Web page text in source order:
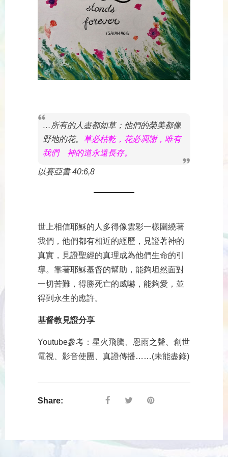
…所有的人盡都如草；他們的榮美都像
野地的花。 草必枯乾，花必凋謝，唯有
我們 神的道永遠長存。
以賽亞書 40:6,8
世上相信耶穌的人多得像雲彩一樣圍繞著
我們，他們都有相近的經歷，見證著神的
真實，見證聖經的真理成為他們生命的引
導。靠著耶穌基督的幫助，能夠坦然面對
一切苦難，得勝死亡的威嚇，能夠愛，並
得到永生的應許。
基督教見證分享
Youtube參考：星火飛騰、恩雨之聲、創世
電視、影音使團、真證傳播……(未能盡錄)
Share: